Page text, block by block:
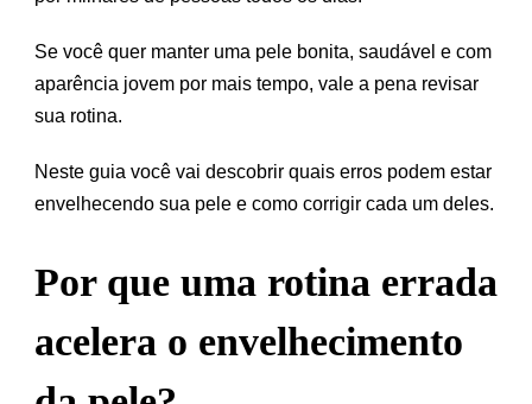
Se você quer manter uma pele bonita, saudável e com
aparência jovem por mais tempo, vale a pena revisar
sua rotina.
Neste guia você vai descobrir quais erros podem estar
envelhecendo sua pele e como corrigir cada um deles.
Por que uma rotina errada
acelera o envelhecimento